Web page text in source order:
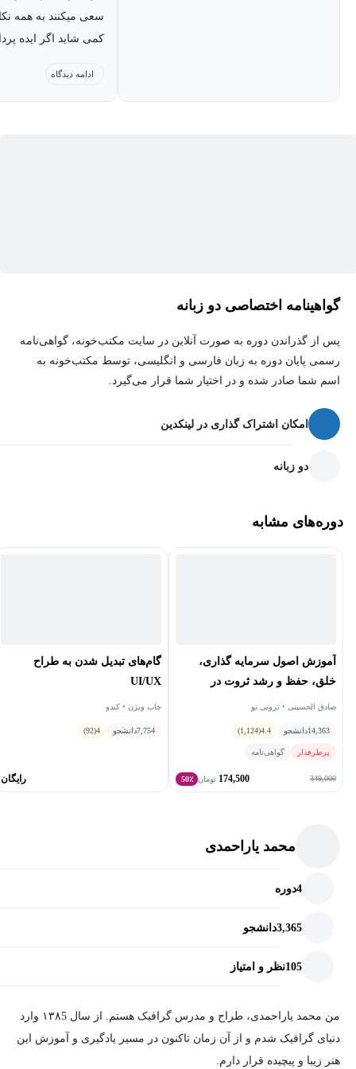
دوره آموزشی ایلوستریتور مقدماتی برای همه علاقه‌مندان به طراحی
در فضای دیجیتال، طراحی لوگو، طراحی وب‌سایت، UI و...مناسب
سعی میکنند به همه
کمی شاید اگر ایده
ادامه دیدگاه
گواهینامه اختصاصی دو زبانه
پس از گذراندن دوره به صورت آنلاین در سایت مکتب‌خونه، گواهی‌نامه
رسمی پایان دوره به زبان فارسی و انگلیسی، توسط مکتب‌خونه به
اسم شما صادر شده و در اختیار شما قرار می‌گیرد.
امکان اشتراک گذاری در لینکدین
دو زبانه
دوره‌های مشابه
آموزش اصول سرمايه گذاری،
خلق، حفظ و رشد ثروت در
نوسانات اقتصادی
صادق الحسینی • ثروتی نو
14,363دانشجو 4.4
(1,124)
پرطرفدار گواهی‌نامه
349,000
174,500 تومان 50٪
گام‌های تبدیل شدن به طراح
UI/UX
جاب ویژن • کندو
7,754دانشجو 4
(92)
رایگان
محمد یاراحمدی
4دوره
3,365دانشجو
105نظر و امتیاز
من محمد یاراحمدی، طراح و مدرس گرافیک هستم. از سال ۱۳۸5 وارد
دنیای گرافیک شدم و از آن زمان تاکنون در مسیر یادگیری و آموزش این
هنر زیبا و پیچیده قرار دارم.